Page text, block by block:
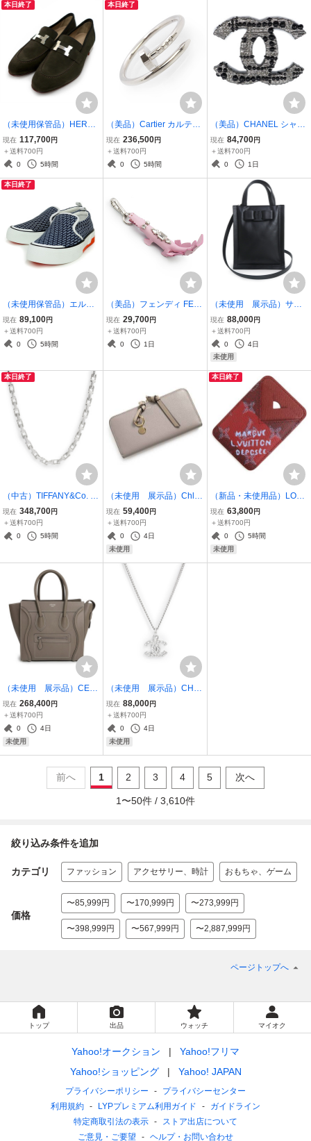
本日終了
（未使用保管品）HERME
S エルメス モカシン パリ
ローファー シューズ 靴 3
9 24cm ヴォーベロア レ
バー金具
現在 117,700円
＋送料700円
0
5時間
本日終了
（美品）Cartier カルティ
エ B4226000 ジュスト ア
ン クル スモールモデル K
18WG 750 ホワイトゴー
現在 236,500円
＋送料700円
0
5時間
（美品）CHANEL シャネ
ル ラージ デカ ココマーク
ラインストーン パール ガ
ンメタルシルバー ブラッ
現在 84,700円
＋送料700円
0
1日
本日終了
（未使用保管品）エルメ
ス HERMES グリス スリ
ッポン シューズ 靴 #40.5
26.5cm キャンバス レザ
現在 89,100円
＋送料700円
0
5時間
（美品）フェンディ FEN
DI クロコダイル ワニ ビジ
ュー バッグチャーム キー
ホルダー カーフスキン レ
現在 29,700円
＋送料700円
0
1日
（未使用 展示品）サル
ヴァトーレフェラガモ Sal
vatore Ferragamo ビバ ミ
ニ ショルダー ハンドバッ
グ ヴァラ リボン ブラック
現在 88,000円
＋送料700円
0
4日
未使用
本日終了
（中古）TIFFANY&Co. テ
ィファニー T ナロー SV9
25 スターリングシルバー
チェーン ネックレス
現在 348,700円
＋送料700円
0
5時間
（未使用 展示品）Chloe
クロエ CHC21WP706F57
053 Alphabetロングジッ
プウォレット グレインレ
ザー カシミアグレー 長財
現在 59,400円
＋送料700円
0
4日
未使用
本日終了
（新品・未使用品）LOUI
S VUITTON ルイ ヴィトン
M26649 LV FALL ポルト
カルト マグネット モノグ
ラムヘリテージ レッド カ
現在 63,800円
＋送料700円
0
5時間
未使用
（未使用 展示品）CELI
NE セリーヌ 167793DRU
ラゲージ マイクロ ショッ
パー ドラムドカーフ スリ
グレージュ ハンドバッグ
現在 268,400円
＋送料700円
0
4日
未使用
（未使用 展示品）CHA
NEL シャネル A28942 コ
コマーク ラインストーン
シルバー ペンダント ネッ
クレス 箱付
現在 88,000円
＋送料700円
0
4日
未使用
前へ 1 2 3 4 5 次へ
1 〜50件 / 3,610件
絞り込み条件を追加
カテゴリ ファッション アクセサリー、時計 おもちゃ、ゲーム
価格
〜85,999円 〜170,999円 〜273,999円
〜398,999円 〜567,999円 〜2,887,999円
ページトップへ
トップ 出品 ウォッチ マイオク
Yahoo!オークション
Yahoo!フリマ
Yahoo!ショッピング
Yahoo! JAPAN
プライバシーポリシー
プライバシーセンター
利用規約
LYPプレミアム利用ガイド
ガイドライン
特定商取引法の表示
ストア出店について
ご意見・ご要望
ヘルプ・お問い合わせ